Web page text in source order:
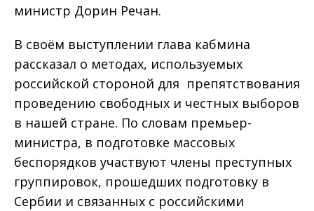
министр Дорин Речан.
В своём выступлении глава кабмина
рассказал о методах, используемых
российской стороной для препятствования
проведению свободных и честных выборов
в нашей стране. По словам премьер-
министра, в подготовке массовых
беспорядков участвуют члены преступных
группировок, прошедших подготовку в
Сербии и связанных с российскими